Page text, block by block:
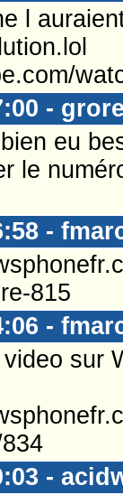
l
-
eu
le
-
815
-
sur
-